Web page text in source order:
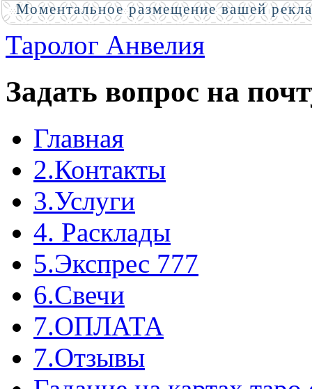
Таролог Анвелия
Задать вопрос на
Главная
2.Контакты
3.Услуги
4. Расклады
5.Экспрес 777
6.Свечи
7.ОПЛАТА
7.Отзывы
Моментальное размещение вашей